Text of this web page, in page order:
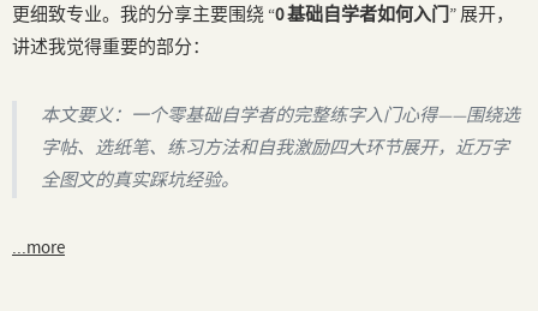
更细致专业。我的分享主要围绕 “0 基础自学者如何入门” 展开，
讲述我觉得重要的部分：
本文要义：一个零基础自学者的完整练字入门心得——围绕选
字帖、选纸笔、练习方法和自我激励四大环节展开，近万字
全图文的真实踩坑经验。
...more